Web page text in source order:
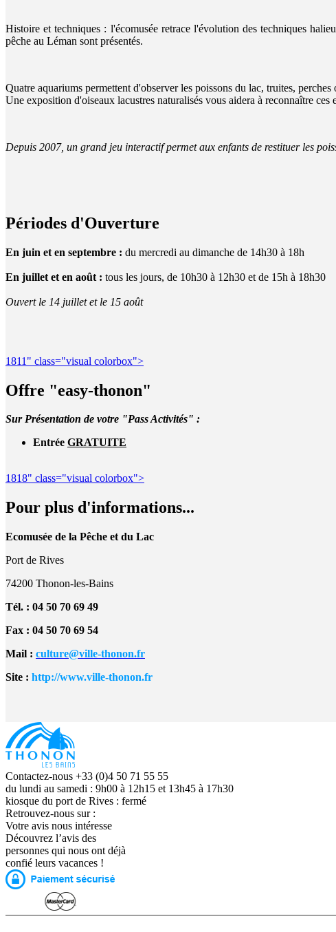
Histoire et techniques : l'écomusée retrace l'évolution des techniques
pêche au Léman sont présentés.
Quatre aquariums permettent d'observer les poissons du lac, truites,
Une exposition d'oiseaux lacustres naturalisés vous aidera à reconnaître ces
Depuis 2007, un grand jeu interactif permet aux enfants de restituer les
Périodes d'Ouverture
En juin et en septembre : du mercredi au dimanche de 14h30 à 18h
En juillet et en août : tous les jours, de 10h30 à 12h30 et de 15h à 18h30
Ouvert le 14 juillet et le 15 août
1811" class="visual colorbox">
Offre "easy-thonon"
Sur Présentation de votre "Pass Activités" :
Entrée GRATUITE
1818" class="visual colorbox">
Pour plus d'informations...
Ecomusée de la Pêche et du Lac
Port de Rives
74200 Thonon-les-Bains
Tél. : 04 50 70 69 49
Fax : 04 50 70 69 54
Mail : culture@ville-thonon.fr
Site : http://www.ville-thonon.fr
Contactez-nous +33 (0)4 50 71 55 55
du lundi au samedi : 9h00 à 12h15 et 13h45 à 17h30
kiosque du port de Rives : fermé
Retrouvez-nous sur :
Votre avis nous intéresse
Découvrez l’avis des
personnes qui nous ont déjà
confié leurs vacances !